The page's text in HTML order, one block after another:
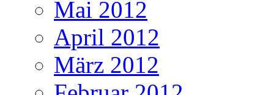
Mai 2012
April 2012
März 2012